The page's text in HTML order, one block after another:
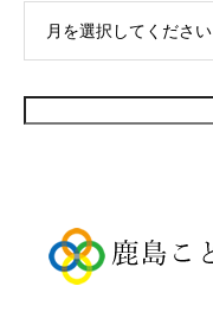
月を選択してください